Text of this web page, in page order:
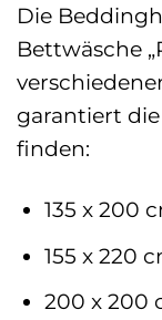
Die
Bettwäsche
garantiert
finden:
135 x 200
155 x 220
200 x 200